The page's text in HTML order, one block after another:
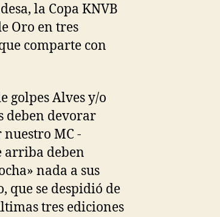
la Copa KNVB
Oro en tres
comparte con
golpes Alves y/o
deben devorar
nuestro MC -
arriba deben
nada a sus
que se despidió de
tres ediciones